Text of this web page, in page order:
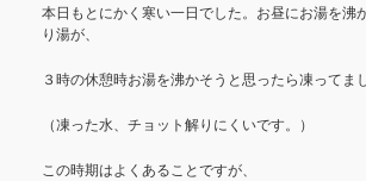
本日もとにかく寒い一日でした。お昼にお湯を沸
り湯が、
３時の休憩時お湯を沸かそうと思ったら凍ってまし
（凍った水、チョット解りにくいです。）
この時期はよくあることですが、